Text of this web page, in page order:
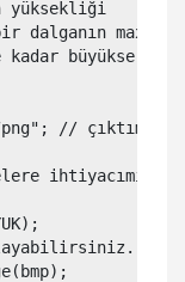
yüksekliği
dalganın max.
kadar büyükse o
// çıktımız
ihtiyacımız